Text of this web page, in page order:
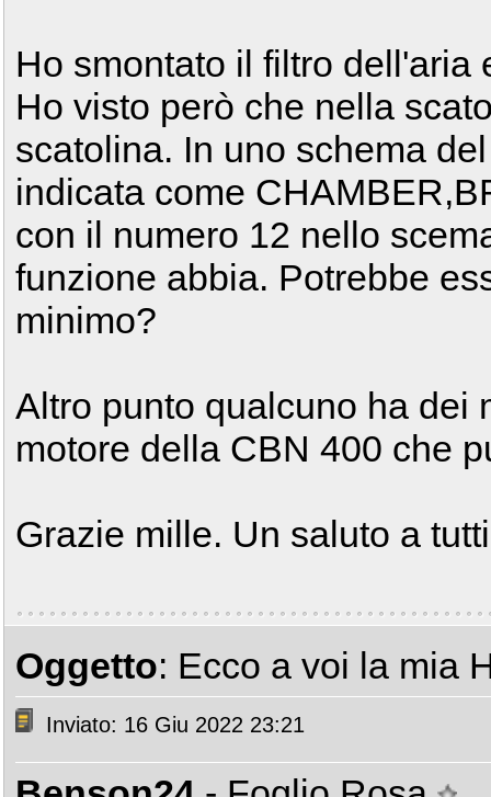
Ho smontato il filtro dell'aria
Ho visto però che nella
scatolina. In uno schema
indicata come
con il numero 12 nello
funzione abbia. Potrebbe
minimo?
Altro punto qualcuno ha dei
motore della CBN 400 che
Grazie mille. Un saluto a tutti
Oggetto: Ecco a voi la mia
Inviato: 16 Giu 2022 23:21